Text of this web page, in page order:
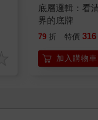
底層邏輯：看
界的底牌
79 折 特價 316
加入購物車